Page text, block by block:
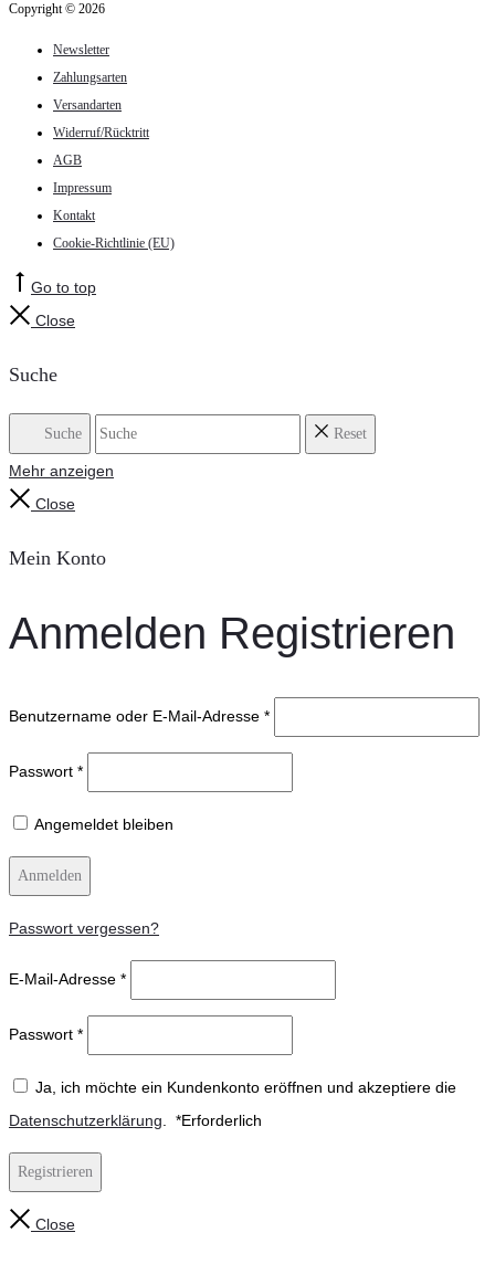
Copyright © 2026
Newsletter
Zahlungsarten
Versandarten
Widerruf/Rücktritt
AGB
Impressum
Kontakt
Cookie-Richtlinie (EU)
Go to top
Close
Suche
Suche Reset
Mehr anzeigen
Close
Mein Konto
Anmelden Registrieren
Benutzername oder E-Mail-Adresse *
Passwort *
Angemeldet bleiben
Anmelden
Passwort vergessen?
E-Mail-Adresse *
Passwort *
Ja, ich möchte ein Kundenkonto eröffnen und akzeptiere die
Datenschutzerklärung
*Erforderlich
Registrieren
Close